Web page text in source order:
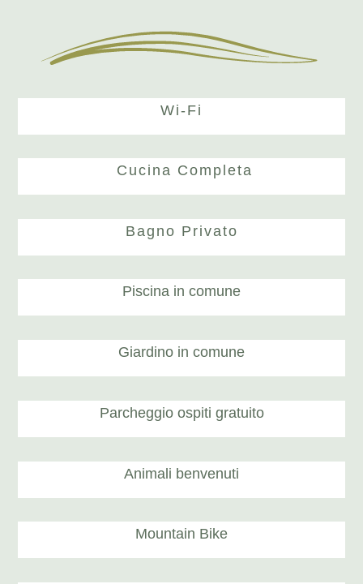
Wi-Fi
Cucina Completa
Bagno Privato
Piscina in comune
Giardino in comune
Parcheggio ospiti gratuito
Animali benvenuti
Mountain Bike